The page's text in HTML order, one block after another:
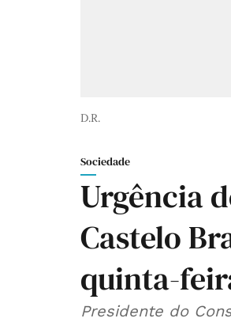
D.R.
Sociedade
Urgência
Castelo
quinta-
Presidente do